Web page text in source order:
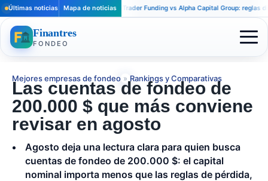
Últimas noticias Mapa de noticias
Apex Trader Funding vs Alpha Capital Group: reglas
Finantres
FONDEO
Mejores empresas de fondeo » Rankings y Comparativas
Las cuentas de fondeo de
200.000 $ que más conviene
revisar en agosto
Agosto deja una lectura clara para quien busca
cuentas de fondeo de 200.000 $: el capital
nominal importa menos que las reglas de pérdida,